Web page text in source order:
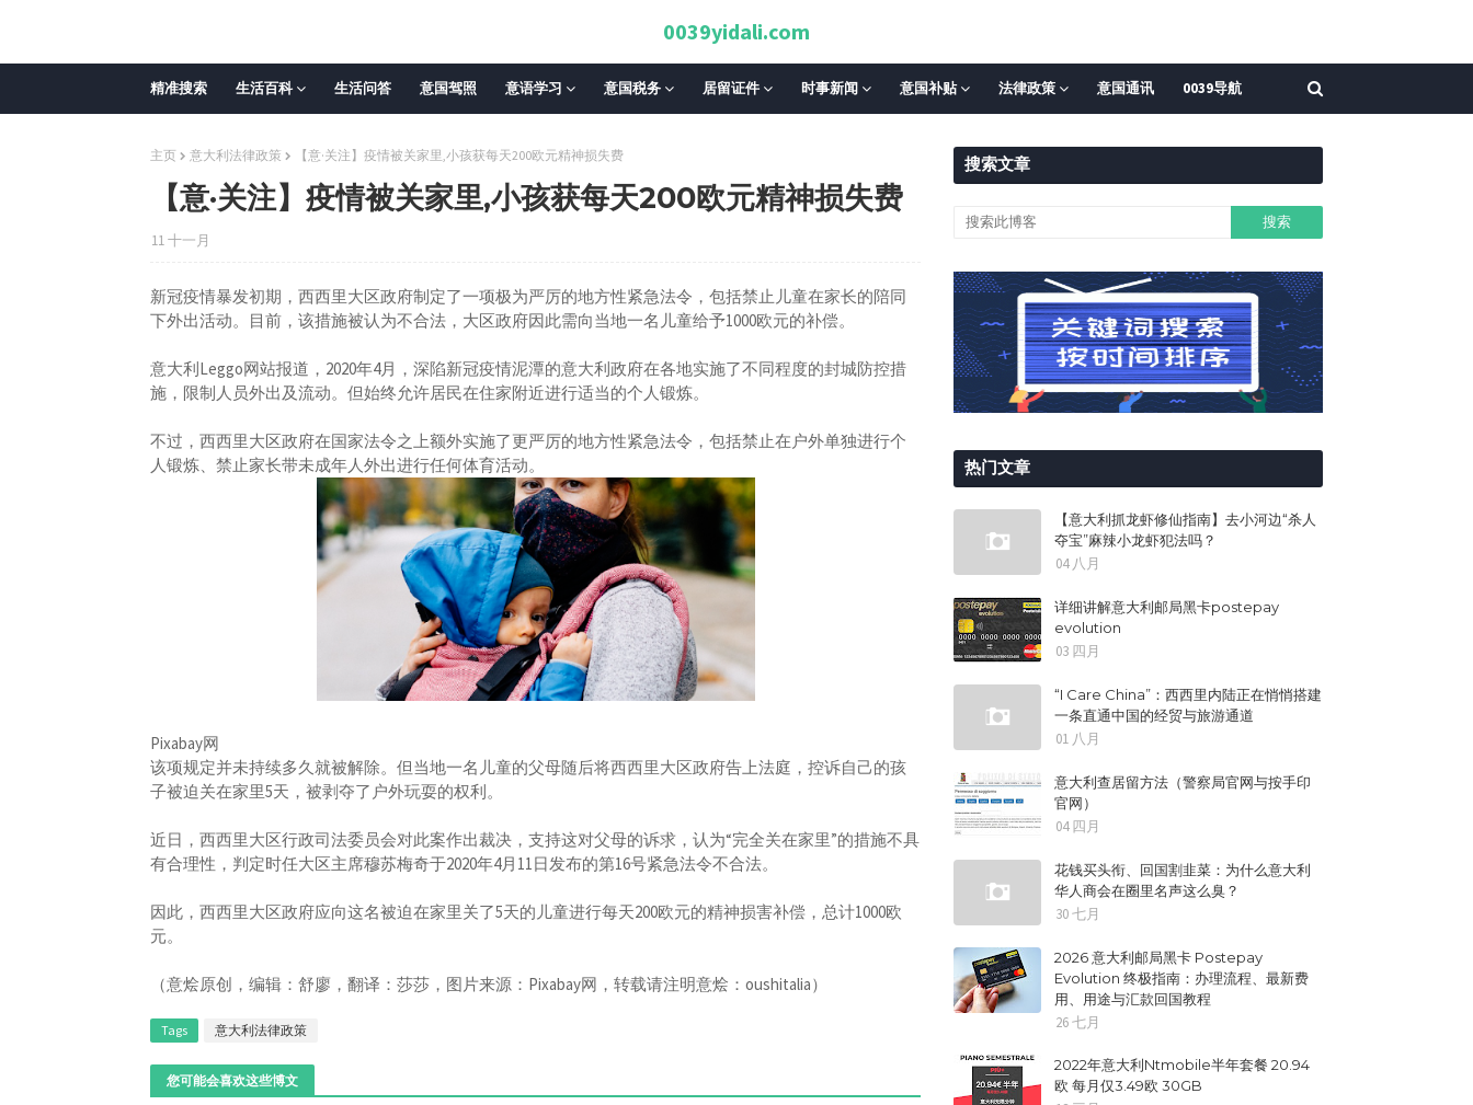
0039yidali.com
精准搜索 生活百科 生活问答 意国驾照 意语学习 意国税务 居留证件 时事新闻 意国补贴 法律政策 意国通讯 0039导航
主页 意大利法律政策 【意·关注】疫情被关家里,小孩获每天200欧元精神损失费
【意·关注】疫情被关家里,小孩获每天200欧元精神损失费
11 十一月
新冠疫情暴发初期，西西里大区政府制定了一项极为严厉的地方性紧急法令，包括禁止儿童在家长的陪同
下外出活动。目前，该措施被认为不合法，大区政府因此需向当地一名儿童给予1000欧元的补偿。
意大利Leggo网站报道，2020年4月，深陷新冠疫情泥潭的意大利政府在各地实施了不同程度的封城防控措
施，限制人员外出及流动。但始终允许居民在住家附近进行适当的个人锻炼。
不过，西西里大区政府在国家法令之上额外实施了更严厉的地方性紧急法令，包括禁止在户外单独进行个
人锻炼、禁止家长带未成年人外出进行任何体育活动。
Pixabay网
该项规定并未持续多久就被解除。但当地一名儿童的父母随后将西西里大区政府告上法庭，控诉自己的孩
子被迫关在家里5天，被剥夺了户外玩耍的权利。
近日，西西里大区行政司法委员会对此案作出裁决，支持这对父母的诉求，认为“完全关在家里”的措施不具
有合理性，判定时任大区主席穆苏梅奇于2020年4月11日发布的第16号紧急法令不合法。
因此，西西里大区政府应向这名被迫在家里关了5天的儿童进行每天200欧元的精神损害补偿，总计1000欧
元。
（意烩原创，编辑：舒廖，翻译：莎莎，图片来源：Pixabay网，转载请注明意烩：oushitalia）
Tags 意大利法律政策
您可能会喜欢这些博文
搜索文章
热门文章
【意大利抓龙虾修仙指南】去小河边“杀人
夺宝”麻辣小龙虾犯法吗？
04 八月
详细讲解意大利邮局黑卡postepay
evolution
03 四月
“I Care China”：西西里内陆正在悄悄搭建
一条直通中国的经贸与旅游通道
01 八月
意大利查居留方法（警察局官网与按手印
官网）
04 四月
花钱买头衔、回国割韭菜：为什么意大利
华人商会在圈里名声这么臭？
30 七月
2026 意大利邮局黑卡 Postepay
Evolution 终极指南：办理流程、最新费
用、用途与汇款回国教程
26 七月
2022年意大利Ntmobile半年套餐 20.94
欧 每月仅3.49欧 30GB